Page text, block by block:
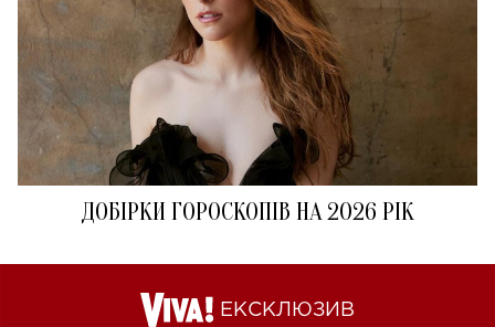
ДОБІРКИ ГОРОСКОПІВ НА 2026 РІК
ЕКСКЛЮЗИВ